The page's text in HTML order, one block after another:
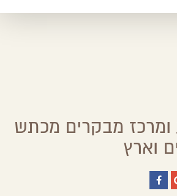
מבקרים מכתש
וארץ